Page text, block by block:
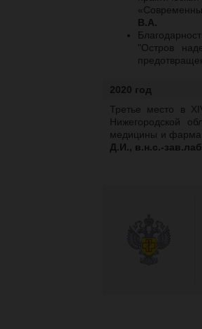
В.А.
"Остров
2020 год
Третье место в
Нижегородской
медицины и
Д.И., в.н.с.-